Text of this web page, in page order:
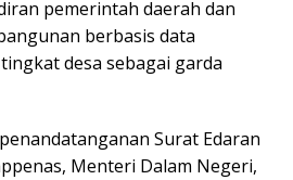
pemerintah daerah dan
berbasis data
desa sebagai garda
Surat Edaran
Menteri Dalam Negeri,